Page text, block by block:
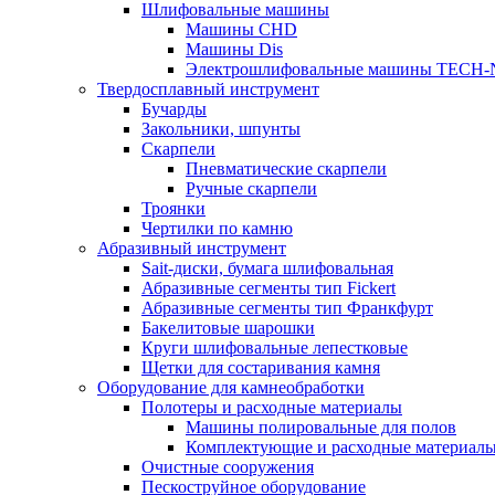
Шлифовальные машины
Машины CHD
Машины Dis
Электрошлифовальные машины TECH-
Твердосплавный инструмент
Бучарды
Закольники, шпунты
Скарпели
Пневматические скарпели
Ручные скарпели
Троянки
Чертилки по камню
Абразивный инструмент
Sait-диски, бумага шлифовальная
Абразивные сегменты тип Fickert
Абразивные сегменты тип Франкфурт
Бакелитовые шарошки
Круги шлифовальные лепестковые
Щетки для состаривания камня
Оборудование для камнеобработки
Полотеры и расходные материалы
Машины полировальные для полов
Комплектующие и расходные
Очистные сооружения
Пескоструйное оборудование